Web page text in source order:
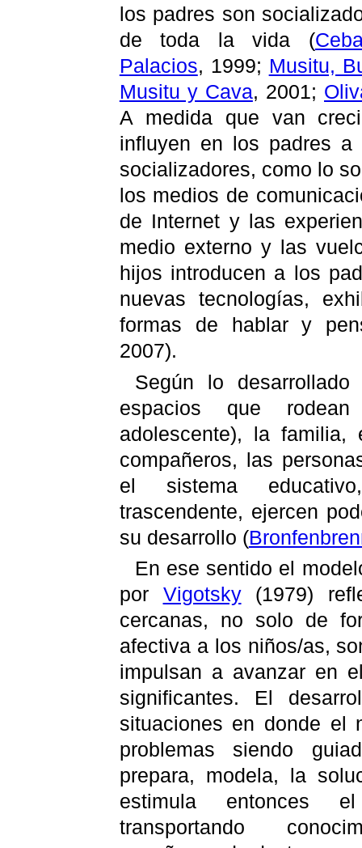
los padres son
de toda la vida (
Palacios, 1999; Musitu,
Musitu y Cava, 2001;
A medida que van
influyen en los padres a
socializadores, como lo
los medios de
de Internet y las
medio externo y las
hijos introducen a los
nuevas tecnologías,
formas de hablar y
2007).
Según lo
espacios que
adolescente), la
compañeros, las
el sistema
trascendente, ejercen
su desarrollo (
En ese sentido el
por Vigotsky(1979)
cercanas, no solo de
afectiva a los niños/as,
impulsan a avanzar en
significantes. El
situaciones en donde el
problemas siendo
prepara, modela, la
estimula entonces
transportando